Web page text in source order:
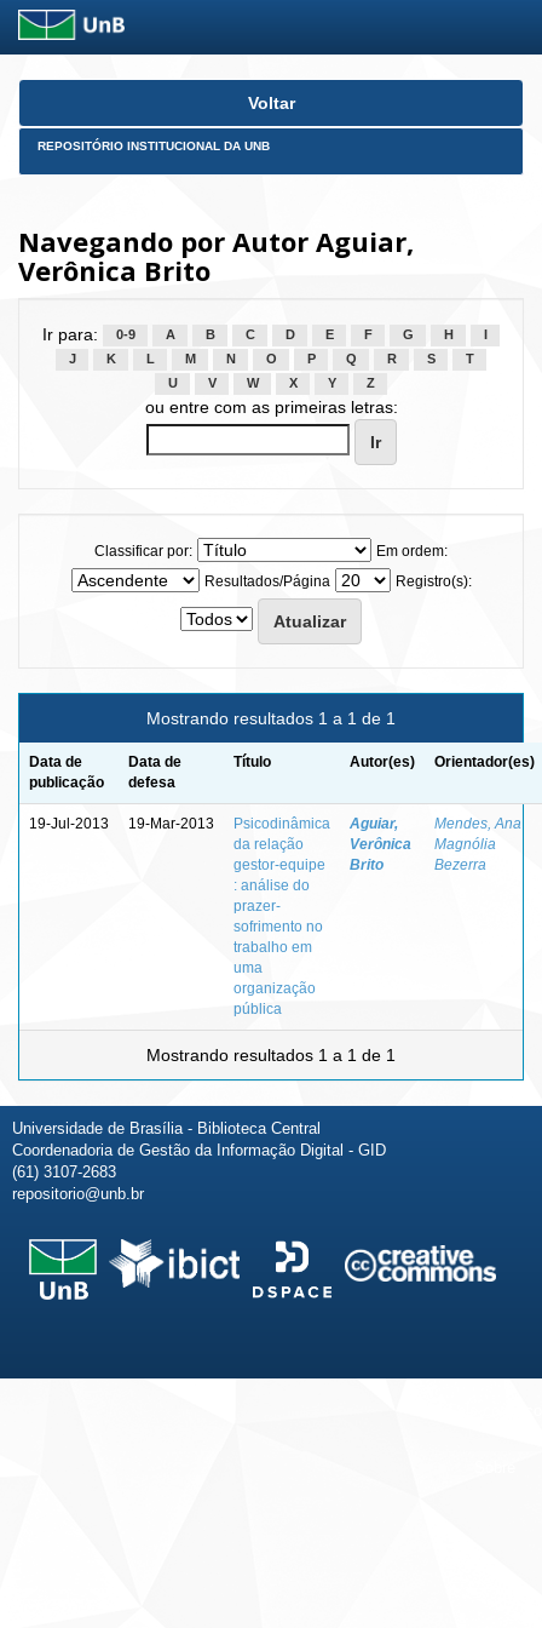
Skip
Voltar
REPOSITÓRIO INSTITUCIONAL DA UNB
Navegando por Autor Aguiar,
Verônica Brito
Ir para: 0-9 A B C D E F G H
J
K L M N O P Q R S
T
U
V W X Y Z
ou entre com as primeiras letras:
Classificar por:
Em ordem:
Resultados/Página
Registro(s):
Mostrando resultados 1 a 1 de 1
Data de
publicação
Data de
defesa
Título Autor(es) Orientador(es)
19-Jul-2013 19-Mar-2013
Psicodinâmica
da relação
gestor-equipe
: análise do
prazer-
sofrimento no
trabalho em
uma
organização
pública
Aguiar,
Verônica
Brito
Mendes, Ana
Magnólia
Bezerra
Mostrando resultados 1 a 1 de 1
Universidade de Brasília - Biblioteca Central
Coordenadoria de Gestão da Informação Digital - GID
(61) 3107-2683
repositorio@unb.br